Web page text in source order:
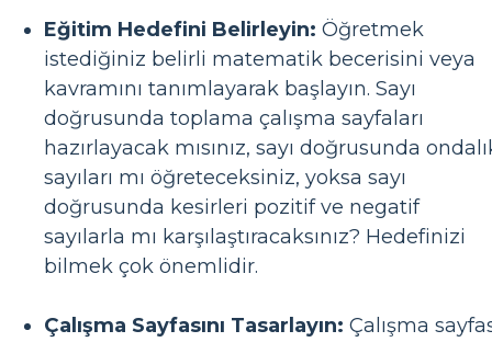
Eğitim Hedefini Belirleyin: Öğretmek
istediğiniz belirli matematik becerisini veya
kavramını tanımlayarak başlayın. Sayı
doğrusunda toplama çalışma sayfaları
hazırlayacak mısınız, sayı doğrusunda
sayıları mı öğreteceksiniz, yoksa sayı
doğrusunda kesirleri pozitif ve negatif
sayılarla mı karşılaştıracaksınız? Hedefinizi
bilmek çok önemlidir.
Çalışma Sayfasını Tasarlayın: Çalışma